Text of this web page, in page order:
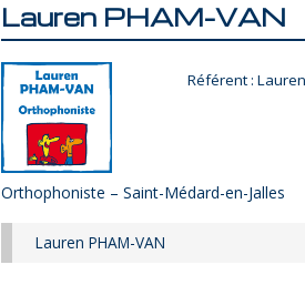
Lauren PHAM-VAN
Référent :
Orthophoniste – Saint-Médard-en-Jalles
Lauren PHAM-VAN